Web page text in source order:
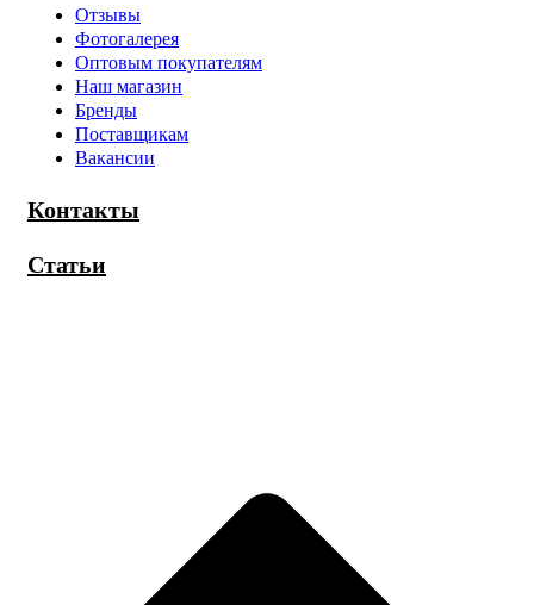
Отзывы
Фотогалерея
Оптовым покупателям
Наш магазин
Бренды
Поставщикам
Вакансии
Контакты
Статьи